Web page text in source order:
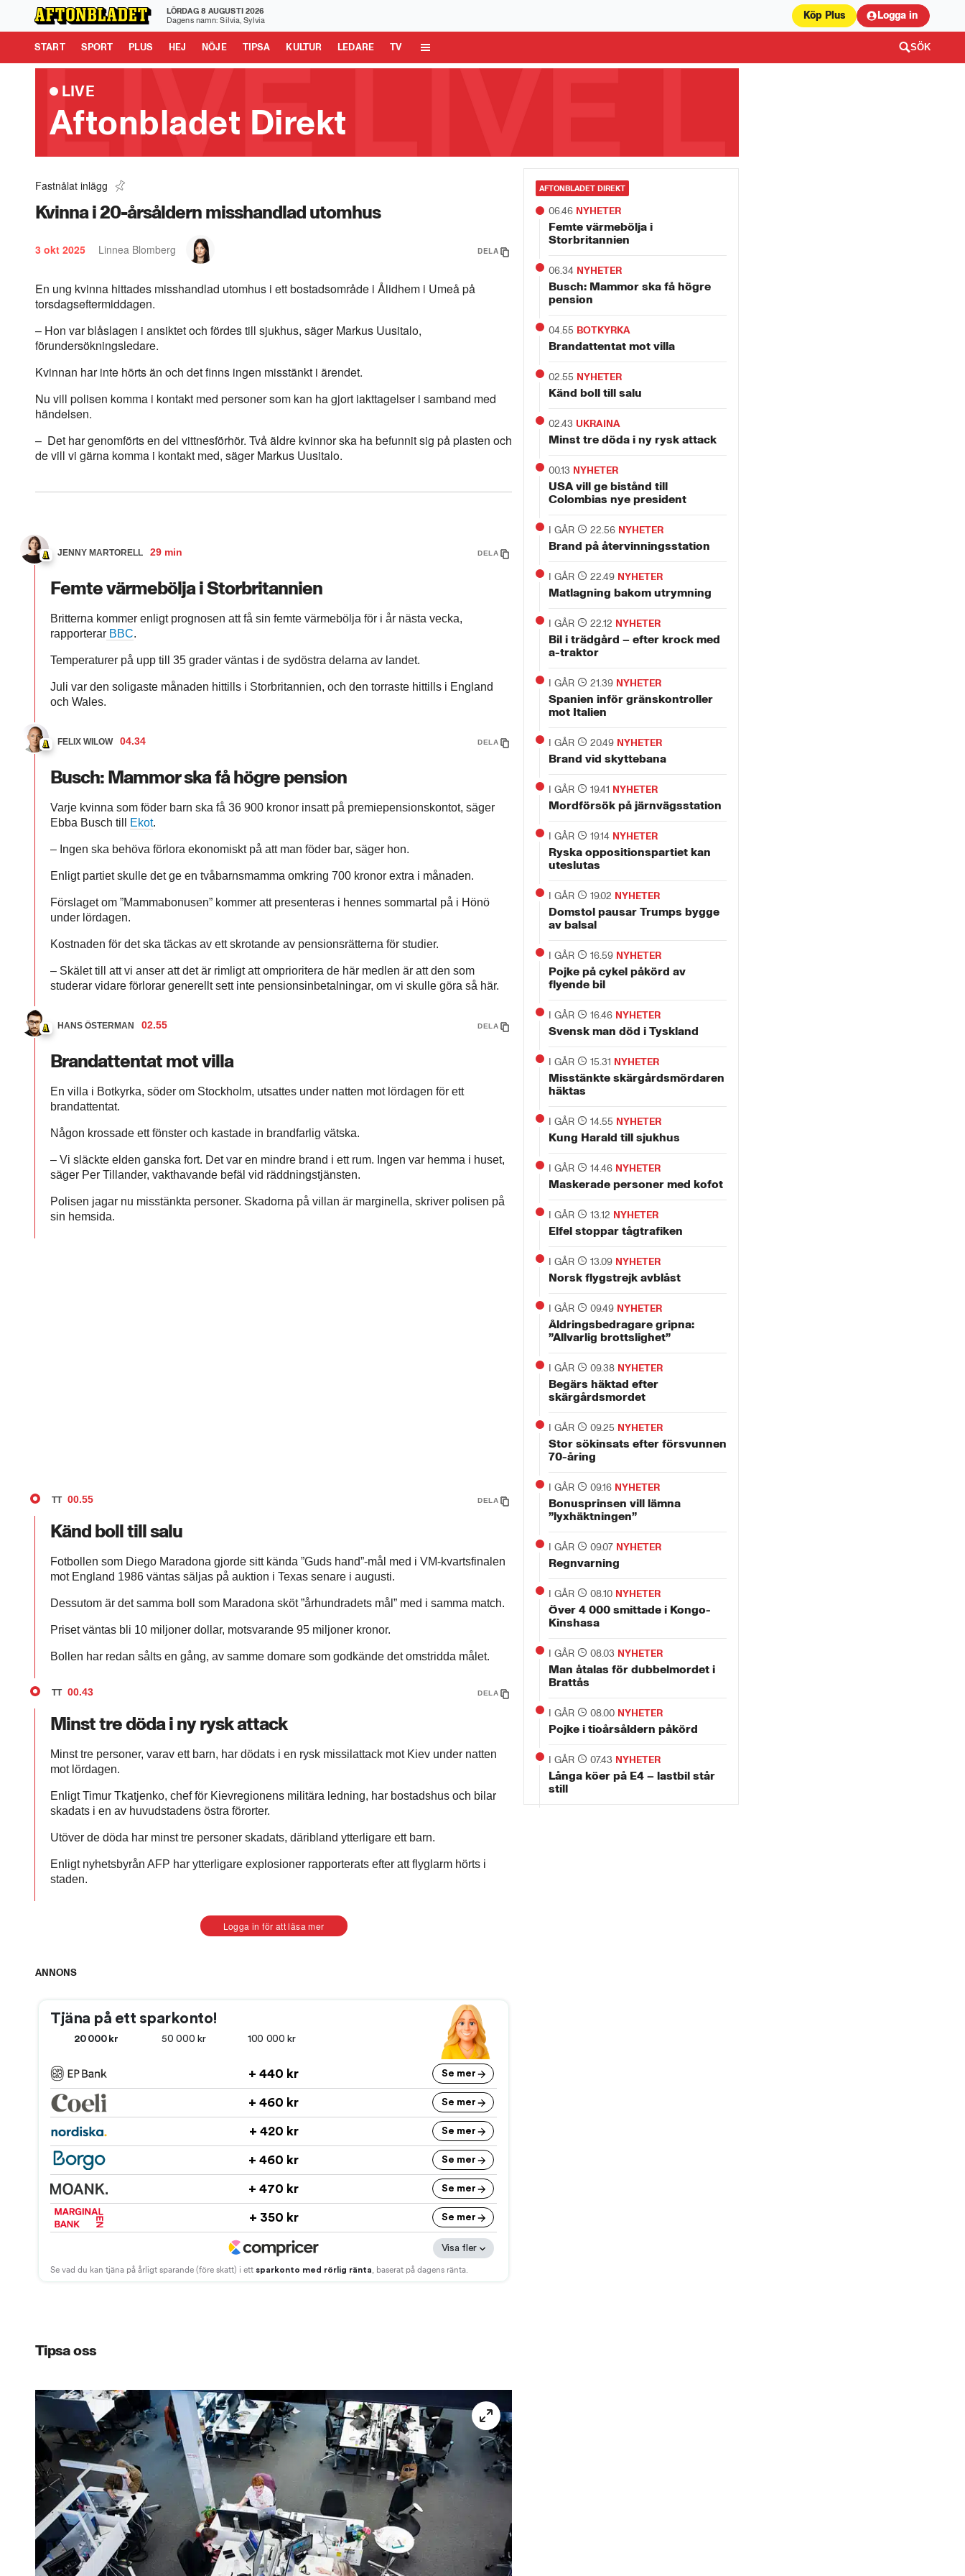
LÖRDAG 8 AUGUSTI 2026
Dagens namn: Silvia, Sylvia
Köp Plus Logga in
START SPORT PLUS HEJ NÖJE TIPSA KULTUR LEDARE TV SÖK
Aftonbladet är en del av Schibsted Media.Schibsted News Media AB är ansvarig för dina data på denna webbplats.
Tipsa oss
LIVE
Aftonbladet Direkt
Här somnar programledaren – i sändning
0:45
Fastnålat inlägg
Kvinna i 20-årsåldern misshandlad utomhus
3 okt 2025 Linnea Blomberg DELA
En ung kvinna hittades misshandlad utomhus i ett bostadsområde i Ålidhem i Umeå på
torsdagseftermiddagen.
– Hon var blåslagen i ansiktet och fördes till sjukhus, säger Markus Uusitalo,
förundersökningsledare.
Kvinnan har inte hörts än och det finns ingen misstänkt i ärendet.
Nu vill polisen komma i kontakt med personer som kan ha gjort iakttagelser i samband med
händelsen.
– Det har genomförts en del vittnesförhör. Två äldre kvinnor ska ha befunnit sig på plasten och
de vill vi gärna komma i kontakt med, säger Markus Uusitalo.
JENNY MARTORELL 29 min DELA
Femte värmebölja i Storbritannien
Britterna kommer enligt prognosen att få sin femte värmebölja för i år nästa vecka,
rapporterar BBC.
Temperaturer på upp till 35 grader väntas i de sydöstra delarna av landet.
Juli var den soligaste månaden hittills i Storbritannien, och den torraste hittills i England
och Wales.
FELIX WILOW 04.34 DELA
Busch: Mammor ska få högre pension
Varje kvinna som föder barn ska få 36 900 kronor insatt på premiepensionskontot, säger
Ebba Busch till
Ekot.
– Ingen ska behöva förlora ekonomiskt på att man föder bar, säger hon.
Enligt partiet skulle det ge en tvåbarnsmamma omkring 700 kronor extra i månaden.
Förslaget om ”Mammabonusen” kommer att presenteras i hennes sommartal på i Hönö
under lördagen.
Kostnaden för det ska täckas av ett skrotande av pensionsrätterna för studier.
– Skälet till att vi anser att det är rimligt att omprioritera de här medlen är att den som
studerar vidare förlorar generellt sett inte pensionsinbetalningar, om vi skulle göra så här.
HANS ÖSTERMAN 02.55 DELA
Brandattentat mot villa
En villa i Botkyrka, söder om Stockholm, utsattes under natten mot lördagen för ett
brandattentat.
Någon krossade ett fönster och kastade in brandfarlig vätska.
– Vi släckte elden ganska fort. Det var en mindre brand i ett rum. Ingen var hemma i huset,
säger Per Tillander, vakthavande befäl vid räddningstjänsten.
Polisen jagar nu misstänkta personer. Skadorna på villan är marginella, skriver polisen på
sin hemsida.
TT 00.55 DELA
Känd boll till salu
Fotbollen som Diego Maradona gjorde sitt kända ”Guds hand”-mål med i VM-kvartsfinalen
mot England 1986 väntas säljas på auktion i Texas senare i augusti.
Dessutom är det samma boll som Maradona sköt ”århundradets mål” med i samma match.
Priset väntas bli 10 miljoner dollar, motsvarande 95 miljoner kronor.
Bollen har redan sålts en gång, av samme domare som godkände det omstridda målet.
TT 00.43 DELA
Minst tre döda i ny rysk attack
Minst tre personer, varav ett barn, har dödats i en rysk missilattack mot Kiev under natten
mot lördagen.
Enligt Timur Tkatjenko, chef för Kievregionens militära ledning, har bostadshus och bilar
skadats i en av huvudstadens östra förorter.
Utöver de döda har minst tre personer skadats, däribland ytterligare ett barn.
Enligt nyhetsbyrån AFP har ytterligare explosioner rapporterats efter att flyglarm hörts i
staden.
Logga in för att läsa mer
ANNONS
Tipsa oss
helskärm
AFTONBLADET DIREKT
06.46 NYHETER
Femte värmebölja i
Storbritannien
06.34 NYHETER
Busch: Mammor ska få högre
pension
04.55 BOTKYRKA
Brandattentat mot villa
02.55 NYHETER
Känd boll till salu
02.43UKRAINA
Minst tre döda i ny rysk attack
00.13 NYHETER
USA vill ge bistånd till
Colombias nye president
I GÅR 22.56 NYHETER
Brand på återvinningsstation
I GÅR 22.49 NYHETER
Matlagning bakom utrymning
I GÅR 22.12 NYHETER
Bil i trädgård – efter krock med
a-traktor
I GÅR 21.39 NYHETER
Spanien inför gränskontroller
mot Italien
I GÅR 20.49 NYHETER
Brand vid skyttebana
I GÅR 19.41 NYHETER
Mordförsök på järnvägsstation
I GÅR 19.14 NYHETER
Ryska oppositionspartiet kan
uteslutas
I GÅR 19.02 NYHETER
Domstol pausar Trumps bygge
av balsal
I GÅR 16.59 NYHETER
Pojke på cykel påkörd av
flyende bil
I GÅR 16.46 NYHETER
Svensk man död i Tyskland
I GÅR 15.31 NYHETER
Misstänkte skärgårdsmördaren
häktas
I GÅR 14.55 NYHETER
Kung Harald till sjukhus
I GÅR 14.46 NYHETER
Maskerade personer med kofot
I GÅR 13.12 NYHETER
Elfel stoppar tågtrafiken
I GÅR 13.09 NYHETER
Norsk flygstrejk avblåst
I GÅR 09.49 NYHETER
Åldringsbedragare gripna:
”Allvarlig brottslighet”
I GÅR 09.38 NYHETER
Begärs häktad efter
skärgårdsmordet
I GÅR 09.25 NYHETER
Stor sökinsats efter försvunnen
70-åring
I GÅR 09.16 NYHETER
Bonusprinsen vill lämna
”lyxhäktningen”
I GÅR 09.07 NYHETER
Regnvarning
I GÅR 08.10 NYHETER
Över 4 000 smittade i Kongo-
Kinshasa
I GÅR 08.03 NYHETER
Man åtalas för dubbelmordet i
Brattås
I GÅR 08.00 NYHETER
Pojke i tioårsåldern påkörd
I GÅR 07.43 NYHETER
Långa köer på E4 – lastbil står
still